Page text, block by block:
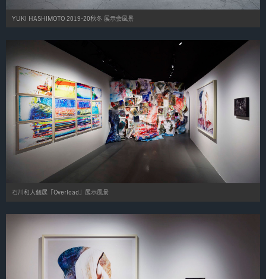
YUKI HASHIMOTO 2019-20秋冬 展示会風景
石川和人個展「Overload」展示風景